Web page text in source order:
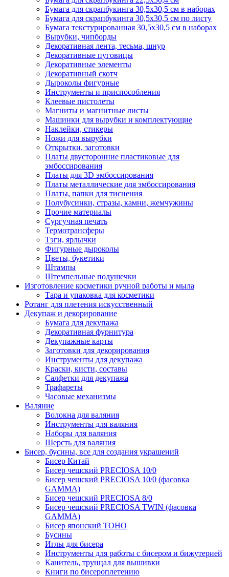
Бумага для скрапбукинга 30,5х30,5 см в наборах
Бумага для скрапбукинга 30,5х30,5 см по листу
Бумага текстурированная 30,5х30,5 см в наборах
Вырубки, чипборды
Декоративная лента, тесьма, шнур
Декоративные пуговицы
Декоративные элементы
Декоративный скотч
Дыроколы фигурные
Инструменты и приспособления
Клеевые пистолеты
Магниты и магнитные листы
Машинки для вырубки и комплектующие
Наклейки, стикеры
Ножи для вырубки
Открытки, заготовки
Платы двусторонние пластиковые для
эмбоссирования
Платы для 3D эмбоссирования
Платы металлические для эмбоссирования
Платы, папки для тиснения
Полубусинки, стразы, камни, жемчужины
Прочие материалы
Сургучная печать
Термотрансферы
Тэги, ярлычки
Фигурные дыроколы
Цветы, букетики
Штампы
Штемпельные подушечки
Изготовление косметики ручной работы и мыла
Тара и упаковка для косметики
Ротанг для плетения искусственный
Декупаж и декорирование
Бумага для декупажа
Декоративная фурнитура
Декупажные карты
Заготовки для декорирования
Инструменты для декупажа
Краски, кисти, составы
Салфетки для декупажа
Трафареты
Часовые механизмы
Валяние
Волокна для валяния
Инструменты для валяния
Наборы для валяния
Шерсть для валяния
Бисер, бусины, все для создания украшений
Бисер Китай
Бисер чешский PRECIOSA 10/0
Бисер чешский PRECIOSA 10/0 (фасовка
GAMMA)
Бисер чешский PRECIOSA 8/0
Бисер чешский PRECIOSA TWIN (фасовка
GAMMA)
Бисер японский TOHO
Бусины
Иглы для бисера
Инструменты для работы с бисером и бижутерией
Канитель, трунцал для вышивки
Книги по бисероплетению